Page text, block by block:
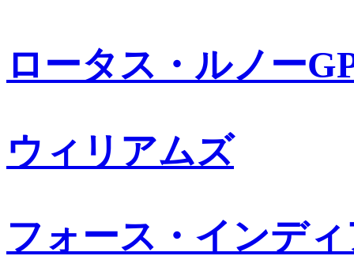
ロータス・ルノー
ウィリアムズ
フォース・インデ